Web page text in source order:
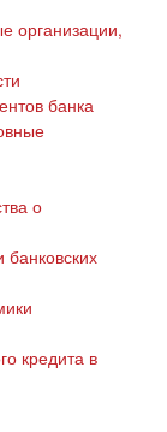
организации,
банка
о
кредита в